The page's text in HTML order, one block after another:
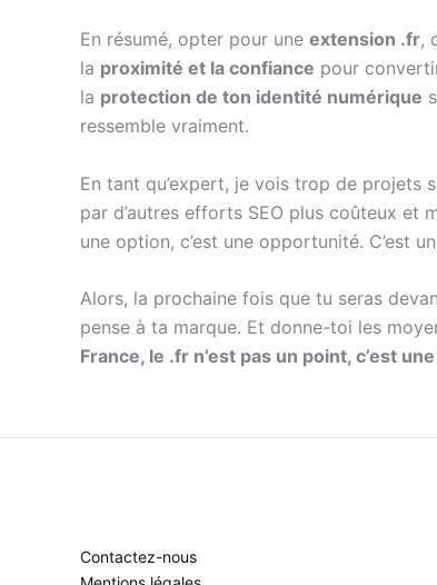
En résumé, opter pour une extension .fr,
la proximité et la confiance pour
la protection de ton identité numérique
ressemble vraiment.
En tant qu’expert, je vois trop de projets
par d’autres efforts SEO plus coûteux et
une option, c’est une opportunité. C’est
Alors, la prochaine fois que tu seras
pense à ta marque. Et donne-toi les
France, le .fr n’est pas un point, c’est
Contactez-nous